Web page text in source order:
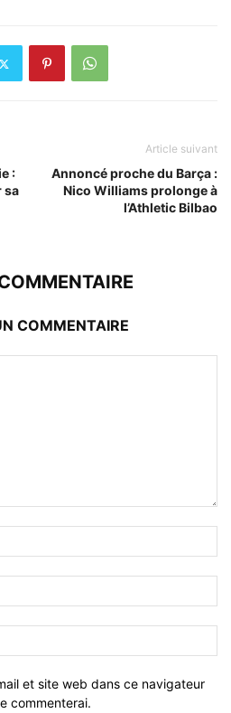
:
sa
Article suivant
Annoncé proche du Barça :
Nico Williams prolonge à
l’Athletic Bilbao
COMMENTAIRE
et site web dans ce navigateur
commenterai.